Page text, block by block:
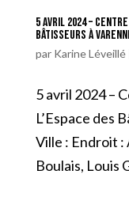
5 avril 2024 –
Bâtisseurs à
par Karine Léveillé
5 avril 2024 –
L’Espace des
Ville : Endroit :
Boulais, Louis